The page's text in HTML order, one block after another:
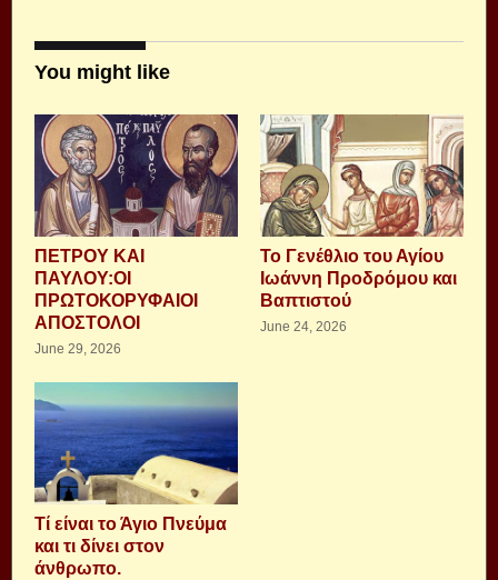
You might like
ΠΕΤΡΟΥ ΚΑΙ
ΠΑΥΛΟΥ:ΟΙ
ΠΡΩΤΟΚΟΡΥΦΑΙΟΙ
ΑΠΟΣΤΟΛΟΙ
June 29, 2026
Το Γενέθλιο του Αγίου
Ιωάννη Προδρόμου και
Βαπτιστού
June 24, 2026
Τί είναι το Άγιο Πνεύμα
και τι δίνει στον
άνθρωπο.